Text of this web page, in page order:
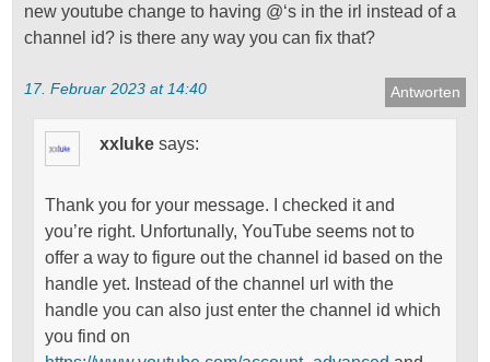
new youtube change to having @‘s in the irl instead of a
channel id? is there any way you can fix that?
Antworten
17. Februar 2023 at 14:40
xxluke says:
Thank you for your message. I checked it and
you’re right. Unfortunally, YouTube seems not to
offer a way to figure out the channel id based on the
handle yet. Instead of the channel url with the
handle you can also just enter the channel id which
you find on